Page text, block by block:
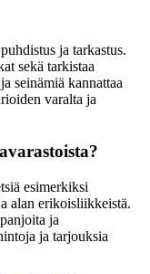
ja tarkastus.
sekä tarkistaa
seinämiä kannattaa
varalta ja
esimerkiksi
alan erikoisliikkeistä.
ja
ja tarjouksia